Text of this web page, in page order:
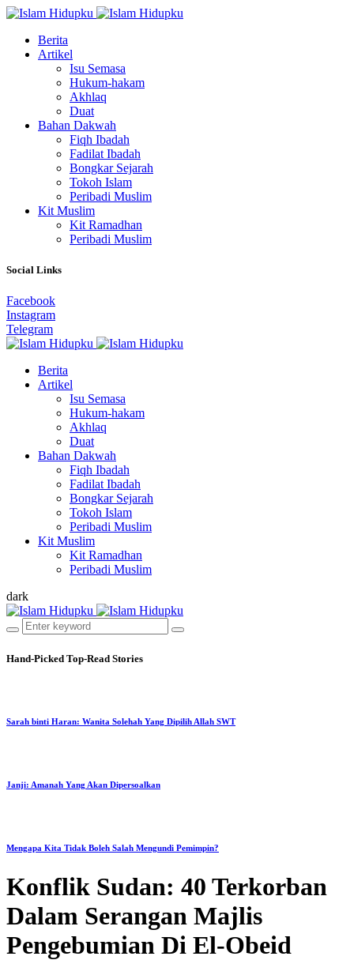
Berita
Artikel
Isu Semasa
Hukum-hakam
Akhlaq
Duat
Bahan Dakwah
Fiqh Ibadah
Fadilat Ibadah
Bongkar Sejarah
Tokoh Islam
Peribadi Muslim
Kit Muslim
Kit Ramadhan
Peribadi Muslim
Social Links
Facebook
Instagram
Telegram
Berita
Artikel
Isu Semasa
Hukum-hakam
Akhlaq
Duat
Bahan Dakwah
Fiqh Ibadah
Fadilat Ibadah
Bongkar Sejarah
Tokoh Islam
Peribadi Muslim
Kit Muslim
Kit Ramadhan
Peribadi Muslim
dark
Hand-Picked Top-Read Stories
Sarah binti Haran: Wanita Solehah Yang Dipilih Allah SWT
Janji: Amanah Yang Akan Dipersoalkan
Mengapa Kita Tidak Boleh Salah Mengundi Pemimpin?
Konflik Sudan: 40 Terkorban
Dalam Serangan Majlis
Pengebumian Di El-Obeid